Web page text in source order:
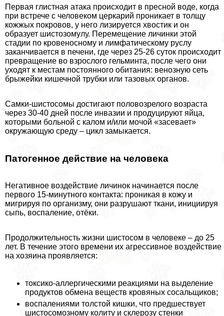
Первая глистная атака происходит в пресной воде, когда
при встрече с человеком церкарий проникает в толщу
кожжых покровов, у него лизируется хвостик и он
образует шистозомулу. Перемещение личинки этой
стадии по кровеносному и лимфатическому руслу
заканчивается в печени, где через 25-26 суток происходит
превращение во взрослого гельминта, после чего они
уходят к местам постоянного обитания: венозную сеть
брыжейки кишечной трубки или тазовых органов.
Самки-шистосомы достигают пoлoвoзрелого возраста
через 30-40 дней после инвазии и продуцируют яйца,
которыми больной с калом и/или мочой «засевает»
окружающую среду – цикл замыкается.
Патогенное действие на человека
Негативное воздействие личинок начинается после
первого 15-минутного контакта: проникая в кожу и
мигрируя по организму, они разрушают ткани, инициируя
сыпь, воспаление, отёки.
Продолжительность жизни шистосом в человеке – до 25
лет. В течение этого времени их агрессивное воздействие
на хозяина проявляется:
токсико-аллергическими реакциями на выделение
продуктов обмена веществ кровяных сосальщиков;
воспалениями толстой кишки, что предшествует
шистосомозному колиту и склерозу стенки